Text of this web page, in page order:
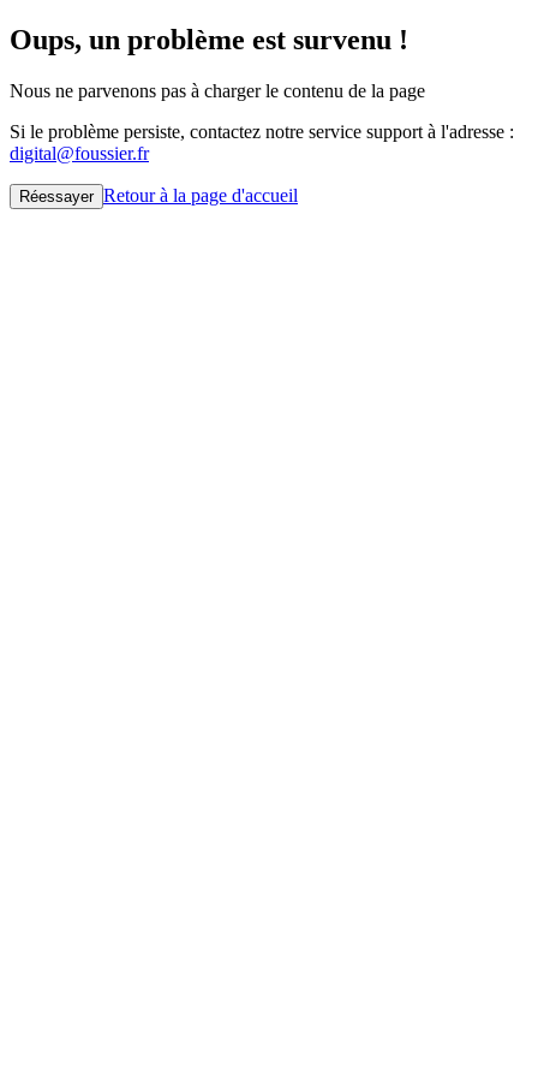
Oups, un problème est survenu !
Nous ne parvenons pas à charger le contenu de la page
Si le problème persiste, contactez notre service support à l'adresse :
digital@foussier.fr
Réessayer Retour à la page d'accueil